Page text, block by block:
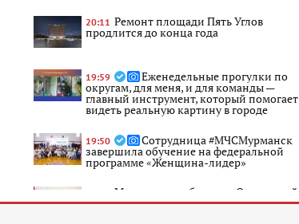
20:11 Ремонт площади Пять Углов
продлится до конца года
19:59 Еженедельные прогулки по
округам, для меня, и для команды —
главный инструмент, который помогает
видеть реальную картину в городе
19:50 Сотрудница #МЧСМурманск
завершила обучение на федеральной
программе «Женщина-лидер»
Мурманская область и Отраслевой
центр компетенций в ЖКХ начинают